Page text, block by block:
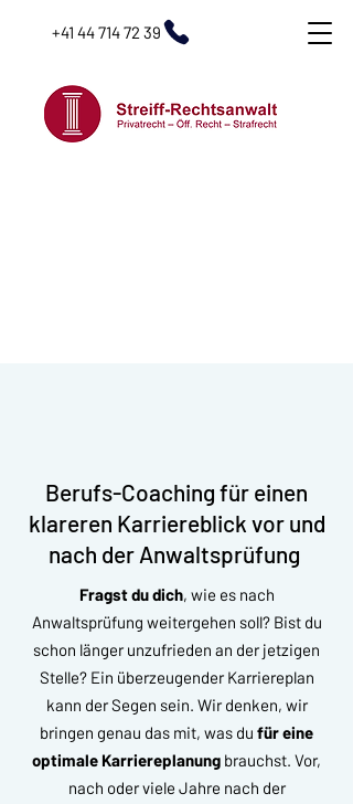
+41 44 714 72 39
Berufs-Coaching für einen
klareren Karriereblick vor und
nach der Anwaltsprüfung
Fragst du dich, wie es nach
Anwaltsprüfung weitergehen soll? Bist du
schon länger unzufrieden an der jetzigen
Stelle? Ein überzeugender Karriereplan
kann der Segen sein. Wir denken, wir
bringen genau das mit, was du für eine
optimale Karriereplanung brauchst. Vor,
nach oder viele Jahre nach der